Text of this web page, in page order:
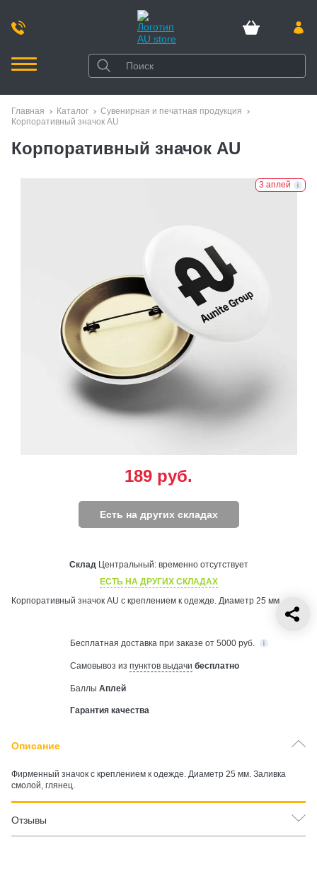
Главная Каталог
Сувенирная и печатная продукция
Корпоративный значок AU
Корпоративный значок AU
3 аплей
Корпоративный значок AU с креплением к одежде. Диаметр 25 мм.
189 руб.
Есть на других складах
СкладЦентральный: временно отсутствует
ЕСТЬ НА ДРУГИХ СКЛАДАХ
Бесплатная доставка при заказе от 5000 руб.
Самовывоз из пунктов выдачи бесплатно
Баллы Аплей
Гарантия качества
Описание
Фирменный значок с креплением к одежде. Диаметр 25 мм. Заливка
смолой, глянец.
Отзывы